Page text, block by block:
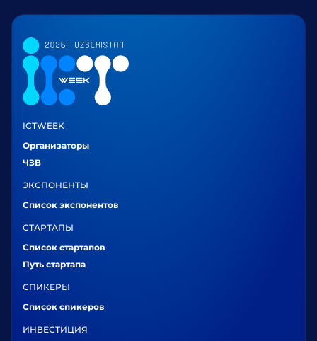
ICTWEEK
Организаторы
ЧЗВ
ЭКСПОНЕНТЫ
Список экспонентов
СТАРТАПЫ
Список стартапов
Путь стартапа
СПИКЕРЫ
Список спикеров
ИНВЕСТИЦИЯ